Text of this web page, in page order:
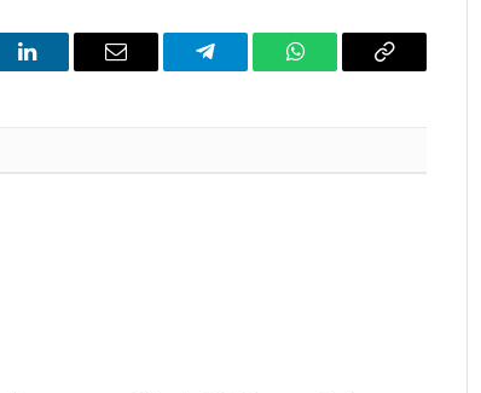
LinkedIn Email Telegram WhatsAppCopia